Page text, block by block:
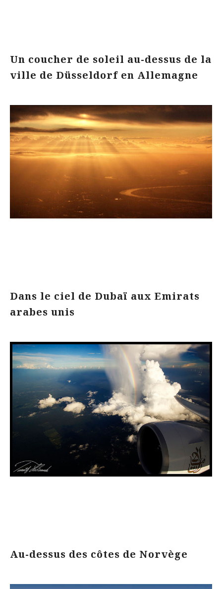
Un coucher de soleil au-dessus de la
ville de Düsseldorf en Allemagne
Dans le ciel de Dubaï aux Emirats
arabes unis
Au-dessus des côtes de Norvège